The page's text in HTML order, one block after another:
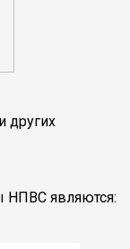
других
НПВС являются: